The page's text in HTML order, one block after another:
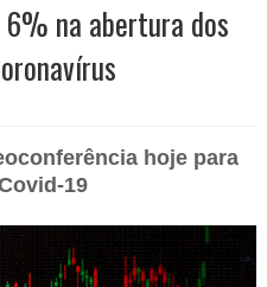
6% na abertura dos
hoje para
19